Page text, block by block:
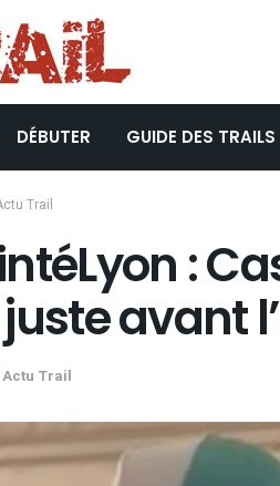
DÉBUTER GUIDE DES TRAILS
Trail
:
avant
Actu Trail